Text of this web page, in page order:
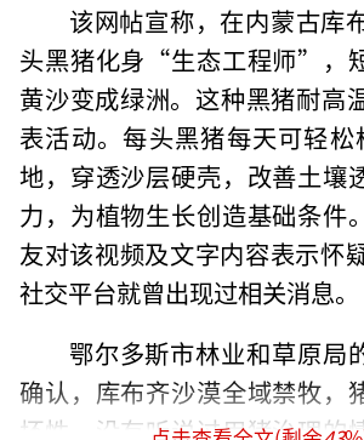
该网帖宣称，在内蒙古库
头黑猪化身“生态工程师”，
黄沙变成绿洲。这种黑猪耐高
表活动。每头黑猪每天可轻
地，穿透沙层硬壳，改善土壤
力，为植物生长创造基础条件
友对该视频及文字内容表示怀
社交平台就曾出现过相关消息。
鄂尔多斯市林业和草原局
确认，库布齐沙漠全域禁牧，
坏性，没有听说过用猪治理的